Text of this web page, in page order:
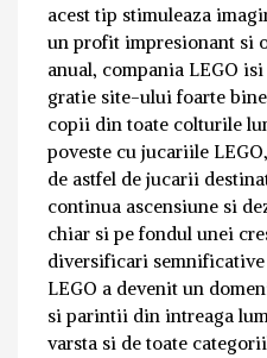
acest tip stimuleaza
un profit impresionant si
anual, compania LEGO
gratie site-ului foarte
copii din toate colturile
poveste cu jucariile
de astfel de jucarii
continua ascensiune si
chiar si pe fondul unei
diversificari
LEGO a devenit un
si parintii din intreaga
varsta si de toate